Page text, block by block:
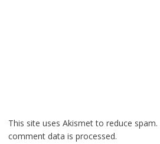
This site uses Akismet to reduce spam.
comment data is processed.